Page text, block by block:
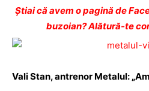
Ştiai că avem o pagină de
buzoian? Alătură-te
Vali Stan, antrenor Metalul: